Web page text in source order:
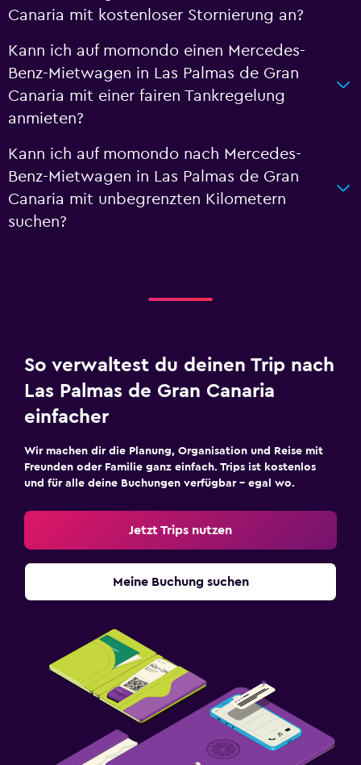
Canaria mit kostenloser Stornierung an?
Kann ich auf momondo einen Mercedes-
Benz-Mietwagen in Las Palmas de Gran
Canaria mit einer fairen Tankregelung
anmieten?
Kann ich auf momondo nach Mercedes-
Benz-Mietwagen in Las Palmas de Gran
Canaria mit unbegrenzten Kilometern
suchen?
So verwaltest du deinen Trip nach
Las Palmas de Gran Canaria
einfacher
Wir machen dir die Planung, Organisation und Reise mit
Freunden oder Familie ganz einfach. Trips ist kostenlos
und für alle deine Buchungen verfügbar – egal wo.
Jetzt Trips nutzen
Meine Buchung suchen